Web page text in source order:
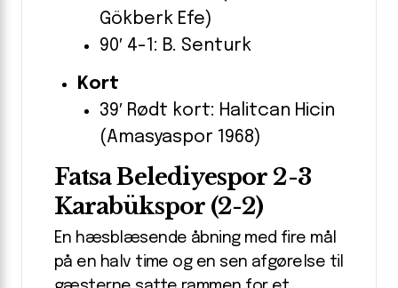
Gökberk Efe)
90′ 4-1: B. Senturk
Kort
39′ Rødt kort: Halitcan Hicin
(Amasyaspor 1968)
Fatsa Belediyespor 2-3
Karabükspor (2-2)
En hæsblæsende åbning med fire mål
på en halv time og en sen afgørelse til